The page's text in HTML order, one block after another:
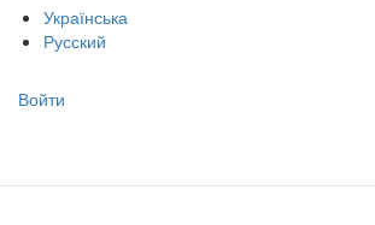
Українська
Русский
Меню
записи
Войти